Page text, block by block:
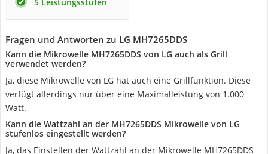
Fragen und Antworten zu LG MH7265DDS
Kann die Mikrowelle MH7265DDS von LG auch als Grill
verwendet werden?
Ja, diese Mikrowelle von LG hat auch eine Grillfunktion. Diese
verfügt allerdings nur über eine Maximalleistung von 1.000
Watt.
Kann die Wattzahl an der MH7265DDS Mikrowelle von LG
stufenlos eingestellt werden?
Ja, das Einstellen der Wattzahl an der Mikrowelle MH7265DDS